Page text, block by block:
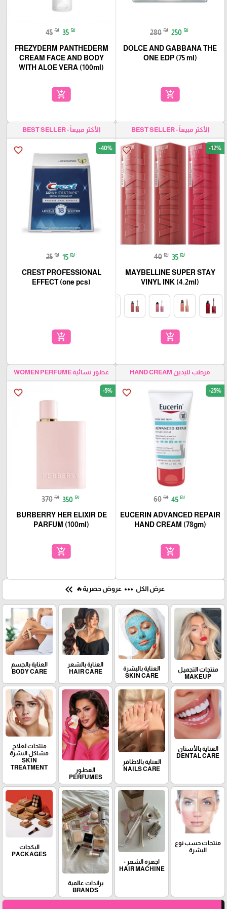
280 ₪ 250 ₪
DOLCE AND GABBANA THE
ONE EDP (75 ml)
add_shopping_cart
45 ₪ 35 ₪
FREZYDERM PANTHEDERM
CREAM FACE AND BODY
WITH ALOE VERA (100ml)
add_shopping_cart
الأكثر مبيعاً - BEST SELLER
favorite_border -12%
40 ₪ 35 ₪
MAYBELLINE SUPER STAY
VINYL INK (4.2ml)
add_shopping_cart
الأكثر مبيعاً - BEST SELLER
favorite_border -40%
25 ₪ 15 ₪
CREST PROFESSIONAL
EFFECT (one pcs)
add_shopping_cart
مرطب لليدين HAND CREAM
favorite_border -25%
60 ₪ 45 ₪
EUCERIN ADVANCED REPAIR
HAND CREAM (78gm)
add_shopping_cart
عطور نسائية WOMEN PERFUME
favorite_border -5%
370 ₪ 350 ₪
BURBERRY HER ELIXIR DE
PARFUM (100ml)
add_shopping_cart
عرض الكل more_horiz عروض حصرية🔥 keyboard_double_arrow_left
منتجات التجميـل
MAKEUP
العناية بالبشرة
SKIN CARE
العناية بالشعر
HAIR CARE
العناية بالجسم
BODY CARE
العناية بالأسنان
DENTAL CARE
العناية بالاظافر
NAILS CARE
العطـور
PERFUMES
منتجات لعلاج
مشاكل البشرة
SKIN
TREATMENT
منتجات حسب نوع
البشرة
اجهزة الشعر -
HAIR MACHINE
براندات عالمية
BRANDS
البكجات
PACKAGES